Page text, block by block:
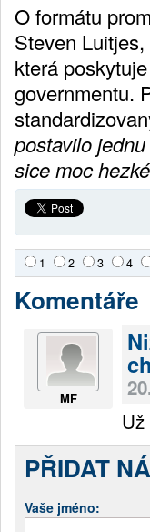
O formátu
Steven
která
governmentu.
postavilo
sice moc
1 2 3 4
Komentáře
MF
PŘIDAT
Vaše jméno: